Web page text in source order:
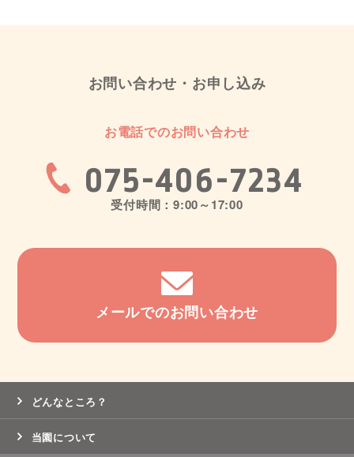
お問い合わせ・お申し込み
お電話でのお問い合わせ
075-406-7234
受付時間：9:00～17:00
メールでのお問い合わせ
どんなところ？
当園について